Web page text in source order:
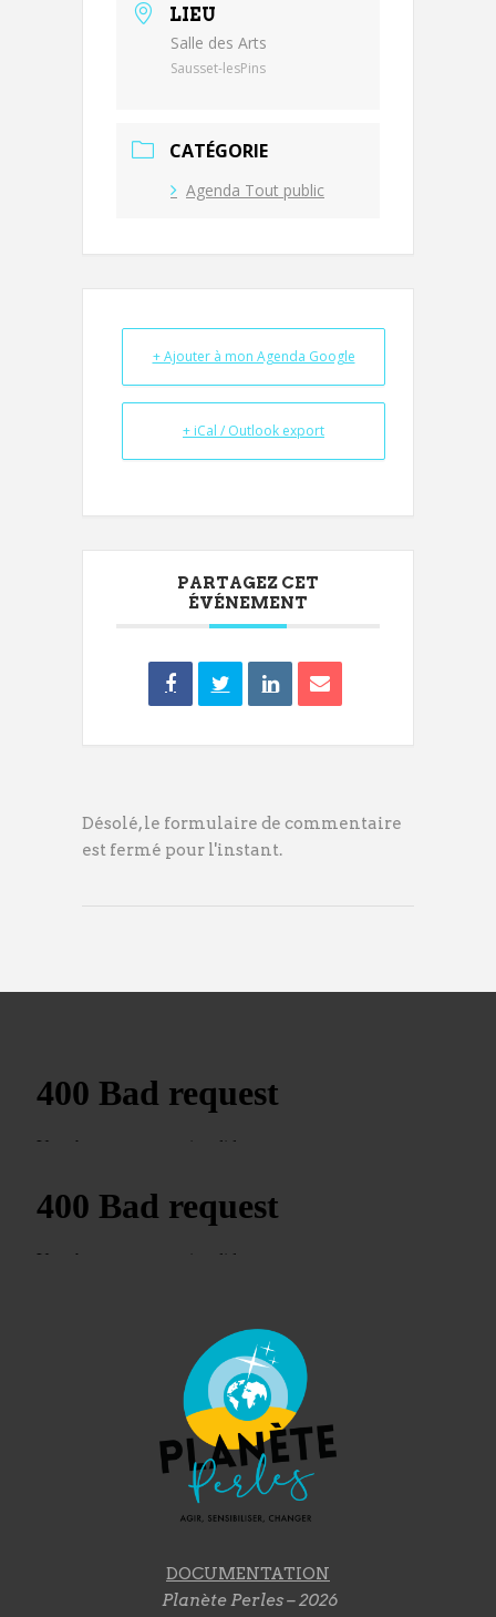
LIEU
Salle des Arts
Sausset-lesPins
CATÉGORIE
Agenda Tout public
+ Ajouter à mon Agenda Google
+ iCal / Outlook export
PARTAGEZ CET
ÉVÉNEMENT
Désolé, le formulaire de commentaire
est fermé pour l'instant.
DOCUMENTATION
Planète Perles – 2026